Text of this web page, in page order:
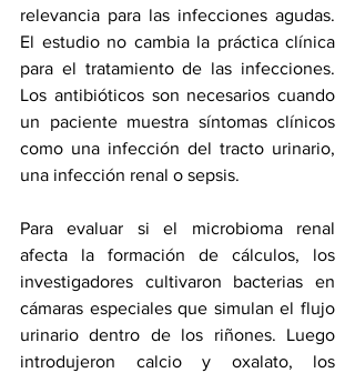
relevancia para las infecciones agudas.
El estudio no cambia la práctica clínica
para el tratamiento de las infecciones.
Los antibióticos son necesarios cuando
un paciente muestra síntomas clínicos
como una infección del tracto urinario,
una infección renal o sepsis.
Para evaluar si el microbioma renal
afecta la formación de cálculos, los
investigadores cultivaron bacterias en
cámaras especiales que simulan el flujo
urinario dentro de los riñones. Luego
introdujeron calcio y oxalato, los